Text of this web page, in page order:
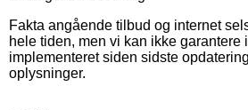
Fakta angående tilbud og internet
hele tiden, men vi kan ikke garantere
implementeret siden sidste
oplysninger.